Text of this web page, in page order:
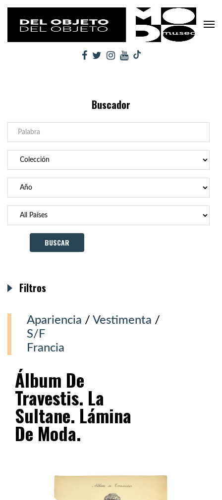
Buscador
Apariencia / Vestimenta /
S/F
Francia
Álbum De
Travestis. La
Sultane. Lámina
De Moda.
Filtros